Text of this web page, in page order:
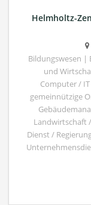
Helmholtz-
Bildungswesen |
und
Computer /
gemeinnützige
Landwirtschaft
Dienst /